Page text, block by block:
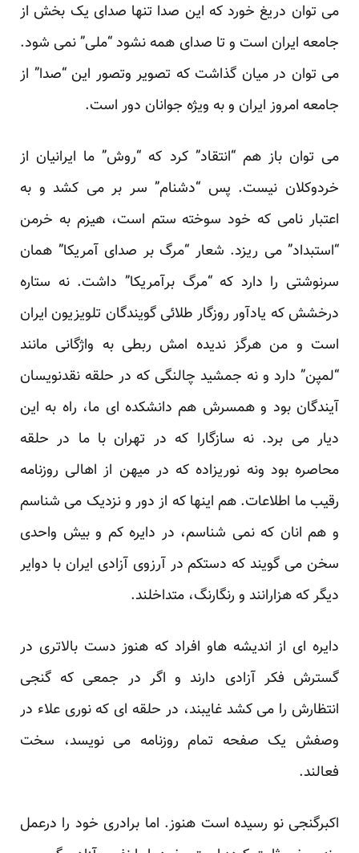
می توان دریغ خورد که این صدا تنها صدای یک بخش از
جامعه ایران است و تا صدای همه نشود “ملی” نمی شود.
می ‏توان در میان گذاشت که تصویر وتصور این “صدا” از
جامعه امروز ایران و به ویژه جوانان دور است.‏
می توان باز هم “انتقاد” کرد که “روش” ما ایرانیان از
خردوکلان نیست. پس “دشنام” سر بر می کشد و به
اعتبار نامی ‏که خود سوخته ستم است، هیزم به خرمن
“استبداد” می ریزد. شعار “مرگ بر صدای آمریکا” همان
سرنوشتی را دارد ‏که “مرگ برآمریکا” داشت. نه ستاره
درخشش که یادآور روزگار طلائی گویندگان تلویزیون ایران
است و من هرگز ‏ندیده امش ربطی به واژگانی مانند
“لمپن” دارد و نه جمشید چالنگی که در حلقه نقدنویسان
آیندگان بود و همسرش هم ‏دانشکده ای ما، راه به این
دیار می برد. نه سازگارا که در تهران با ما در حلقه
محاصره بود ونه نوریزاده که در میهن ‏از اهالی روزنامه
رقیب ما اطلاعات. هم اینها که از دور و نزدیک می شناسم
و هم انان که نمی شناسم، در دایره کم و ‏بیش واحدی
سخن می گویند که دستکم در آرزوی آزادی ایران با دوایر
دیگر که هزارانند و رنگارنگ، متداخلند. ‏
دایره ای از اندیشه هاو افراد که هنوز دست بالاتری در
گسترش فکر آزادی دارند و اگر در جمعی که گنجی
انتظارش ‏را می کشد غایبند، در حلقه ای که نوری علاء در
وصفش یک صفحه تمام روزنامه می نویسد، سخت
فعالند.‏
اکبرگنجی نو رسیده است هنوز. اما برادری خود را درعمل